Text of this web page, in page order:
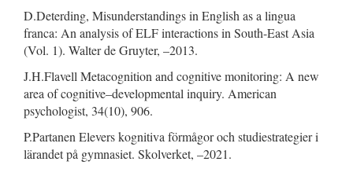
D.Deterding, Misunderstandings in English as a lingua
franca: An analysis of ELF interactions in South-East Asia
(Vol. 1). Walter de Gruyter, –2013.
J.H.Flavell Metacognition and cognitive monitoring: A new
area of cognitive–developmental inquiry. American
psychologist, 34(10), 906.
P.Partanen Elevers kognitiva förmågor och studiestrategier i
lärandet på gymnasiet. Skolverket, –2021.